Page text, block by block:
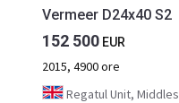
Vermeer D24x40 S2
152 500 EUR
2015, 4900 ore
Regatul Unit, Middlesbrough